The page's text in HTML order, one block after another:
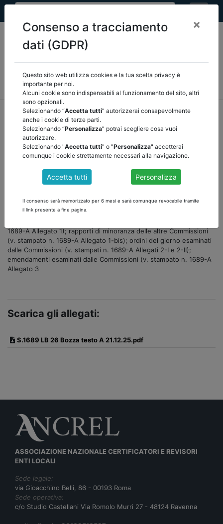
MEF FINANZA LOCALE/OSSERVATORIO
NORMATIVA
CORTE DEI CONTI E GIURISPRUDENZA
home documenti pubblici normativa/torna indietro
DOCUMENTI PUBBLICI
DISEGNO DI LEGGE Bilancio di previsione dello
Stato per l’anno finanziario 2026 e bilancio
con allegati: rapporti delle altre Commissioni permanenti sulle parti
1689-A Allegato 1); rapporti di minoranza delle altre Commissioni
(v. stampato n. 1689-A Allegato 1-bis); ordini del giorno esaminati
dalle Commissioni (v. stampati n. 1689-A Allegati 2-I e 2-II);
emendamenti esaminati dalle Commissioni (v. stampato n. 1689-A
Allegato 3
Scarica gli allegati:
S.1689 LB 26 Bozza testo A 21.12.25.pdf
ASSOCIAZIONE NAZIONALE CERTIFICATORI E REVISORI
ENTI LOCALI
Sede legale:
via Gioacchino Belli, 86 - 00193 Roma
Sede operativa:
c/o Studio Castellani Via Romolo Murri 27 - 48124 Ravenna
Consenso a tracciamento
dati (GDPR)
×
Questo sito web utilizza cookies e la tua scelta privacy è
importante per noi.
Alcuni cookie sono indispensabili al funzionamento del sito, altri
sono opzionali.
Selezionando “Accetta tutti” autorizzerai consapevolmente
anche i cookie di terze parti.
Selezionando “Personalizza” potrai scegliere cosa vuoi
autorizzare.
Selezionando "Accetta tutti" o "Personalizza" accetterai
comunque i cookie strettamente necessari alla navigazione.
Accetta tutti Personalizza
Il consenso sarà memorizzato per 6 mesi e sarà comunque revocabile tramite
il link presente a fine pagina.